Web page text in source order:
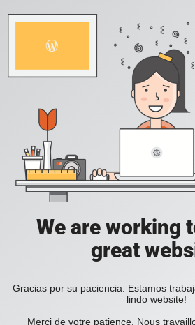
We are working
great
Gracias por su paciencia. Estamos
lindo website!
Merci de votre patience. Nous